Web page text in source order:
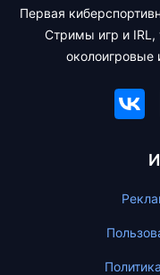
Первая
Стримы игр и
околоигровые